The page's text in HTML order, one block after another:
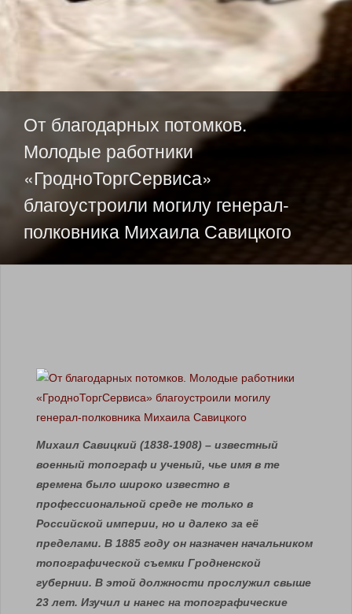
От благодарных потомков.
Молодые работники
«ГродноТоргСервиса»
благоустроили могилу генерал-
полковника Михаила Савицкого
Михаил Савицкий (1838-1908) – известный
военный топограф и ученый, чье имя в те
времена было широко известно в
профессиональной среде не только в
Российской империи, но и далеко за её
пределами. В 1885 году он назначен начальником
топографической съемки Гродненской
губернии. В этой должности прослужил свыше
23 лет. Изучил и нанес на топографические